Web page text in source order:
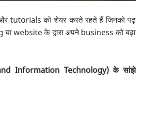
को शेयर करते रहते हैं जिनको पढ़
के द्वारा अपने business को बढ़ा
Information Technology) के सांझे